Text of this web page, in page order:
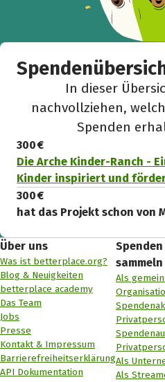
In dieser
nachvollziehen,
Spenden
300 €
Die Arche Kinder-Ranch -
Kinder inspiriert und
300 €
hat das Projekt schon von
Über uns
Was ist betterplace.org?
Blog & Neuigkeiten
betterplace academy
Das Team
Jobs
Presse
Kontakt & Impressum
Barrierefreiheitserklärung
API Dokumentation
Spenden
sammeln
Als
Als
Als